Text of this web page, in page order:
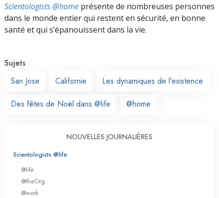
Scientologists @home présente de nombreuses personnes
dans le monde entier qui restent en sécurité, en bonne
santé et qui s’épanouissent dans la vie.
Sujets
San Jose
Californie Les dynamiques de l’existence
Des fêtes de Noël dans @life @home
NOUVELLES JOURNALIÈRES
Scientologists @life
@life
@theOrg
@work